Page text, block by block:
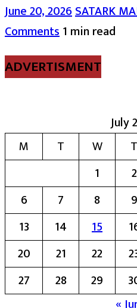
June 20, 2026SATARK
Comments1 min read
ADVERTISMENT
July
M
T W T
1
2
6
7 8 9
13
14 15
20
21 22
27
28 29